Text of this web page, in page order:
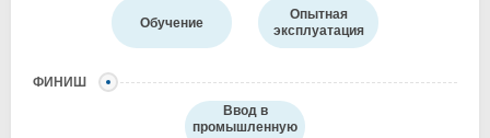
Обучение
Опытная
эксплуатация
Ввод в
промышленную
ФИНИШ